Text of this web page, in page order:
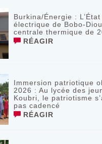
Burkina/Énergie :
électrique de Bobo-
centrale thermique de
RÉAGIR
Immersion patriotique
2026 : Au lycée des
Koubri, le patriotisme
pas cadencé
RÉAGIR